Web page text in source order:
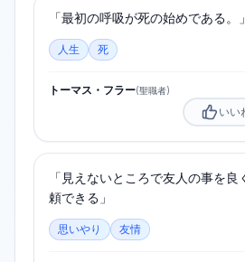
「最初の呼吸が死の始めである。」
人生 死
トーマス・フラー(聖職者)
いい
「見えないところで友人の事を
頼できる」
思いやり 友情